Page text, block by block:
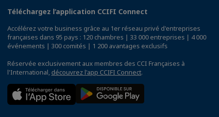
Téléchargez l’application CCIFI Connect
Accélérez votre business grâce au 1er réseau privé d'entreprises
françaises dans 95 pays : 120 chambres | 33 000 entreprises | 4 000
événements | 300 comités | 1 200 avantages exclusifs
Réservée exclusivement aux membres des CCI Françaises à
l'International, découvrez l'app CCIFI Connect.